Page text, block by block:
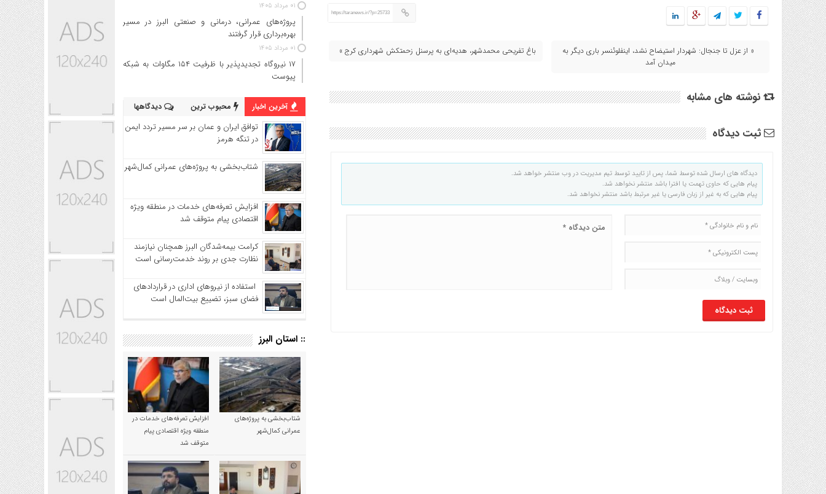
https://taranews.ir/?p=25733
« از عزل تا جنجال: شهردار استیضاح نشد، اینفلوئنسر باری دیگر به
میدان آمد
باغ تفریحی محمدشهر، هدیه‌ای به پرسنل زحمتکش شهرداری کرج »
نوشته های مشابه
ثبت دیدگاه
دیدگاه های ارسال شده توسط شما، پس از تایید توسط تیم مدیریت در وب منتشر خواهد شد.
پیام هایی که حاوی تهمت یا افترا باشد منتشر نخواهد شد.
پیام هایی که به غیر از زبان فارسی یا غیر مرتبط باشد منتشر نخواهد شد.
۰۱ مرداد ۱۴۰۵
پروژه‌های عمرانی، درمانی و صنعتی البرز در مسیر
بهره‌برداری قرار گرفتند
۰۱ مرداد ۱۴۰۵
۱۷ نیروگاه تجدیدپذیر با ظرفیت ۱۵۴ مگاوات به شبکه
پیوست
آخرین اخبار محبوب ترین دیدگاهها
توافق ایران و عمان بر سر مسیر تردد ایمن
در تنگه هرمز
شتاب‌بخشی به پروژه‌های عمرانی کمال‌شهر
افزایش تعرفه‌های خدمات در منطقه ویژه
اقتصادی پیام متوقف شد
کرامت بیمه‌شدگان البرز همچنان نیازمند
نظارت جدی بر روند خدمت‌رسانی است
استفاده از نیروهای اداری در قراردادهای
فضای سبز، تضییع بیت‌المال است
:: استان البرز
شتاب‌بخشی به پروژه‌های
عمرانی کمال‌شهر
افزایش تعرفه‌های خدمات در
منطقه ویژه اقتصادی پیام
متوقف شد